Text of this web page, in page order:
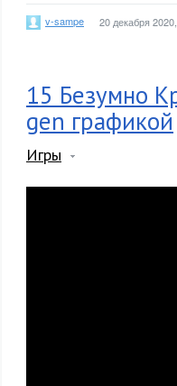
v-sampe 20 декабря
15 Безумно
gen графикой
Игры